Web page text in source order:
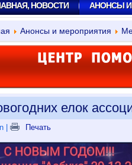
НОВОСТИ АНОНСЫ И
Анонсы и мероприятия
елок
| Печать